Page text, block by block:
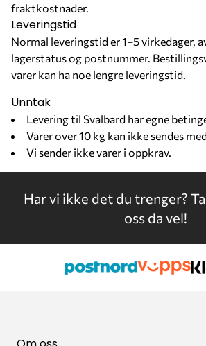
fraktkostnader.
Leveringstid
Normal leveringstid er 1–5 virkedager,
lagerstatus og postnummer.
varer kan ha noe lengre leveringstid.
Unntak
Levering til Svalbard har egne
Varer over 10 kg kan ikke sendes
Vi sender ikke varer i oppkrav.
Har vi ikke det du trenger?
oss da vel!